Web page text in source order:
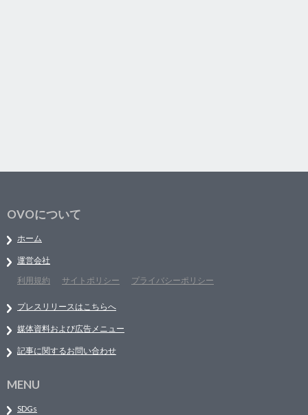
OVOについて
ホーム
運営会社
利用規約
サイトポリシー プライバシーポリシー
プレスリリースはこちらへ
媒体資料および広告メニュー
記事に関するお問い合わせ
MENU
SDGs